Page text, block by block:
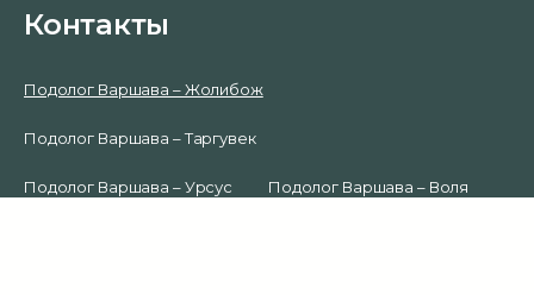
Контакты
Подолог Варшава – Жолибож
Подолог Варшава – Таргувек
Подолог Варшава – Урсус Подолог Варшава – Воля